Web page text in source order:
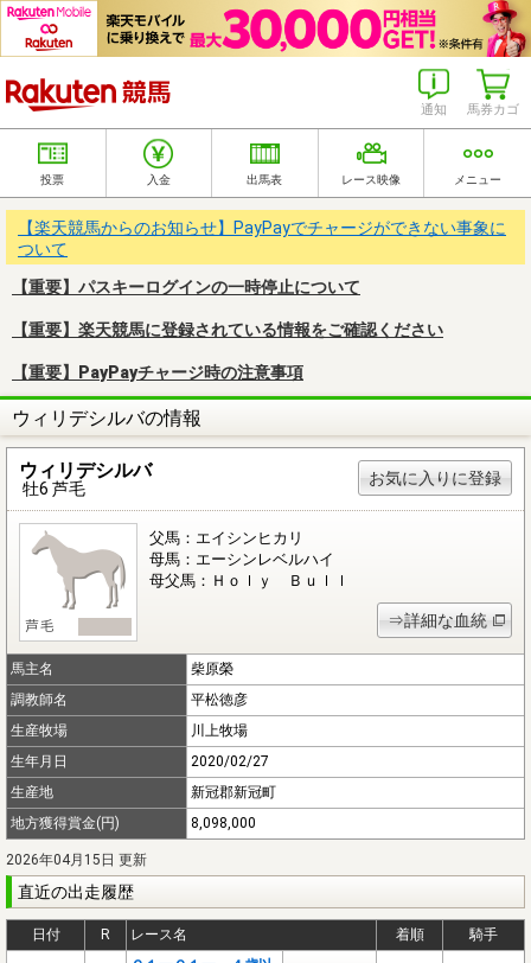
馬券カゴ
通知
投票 入金 出馬表 レース映像 メニュー
【楽天競馬からのお知らせ】PayPayでチャージができない事象に
ついて
【重要】パスキーログインの一時停止について
【重要】楽天競馬に登録されている情報をご確認ください
【重要】PayPayチャージ時の注意事項
ウィリデシルバの情報
ウィリデシルバ
牡6 芦毛
お気に入りに登録
父馬：エイシンヒカリ
母馬：エーシンレベルハイ
母父馬：Ｈｏｌｙ Ｂｕｌｌ
⇒詳細な血統
馬主名
柴原榮
調教師名
平松徳彦
生産牧場
川上牧場
生年月日
2020/02/27
生産地
新冠郡新冠町
地方獲得賞金(円)
8,098,000
2026年04月15日 更新
直近の出走履歴
日付 R レース名 着順 騎手